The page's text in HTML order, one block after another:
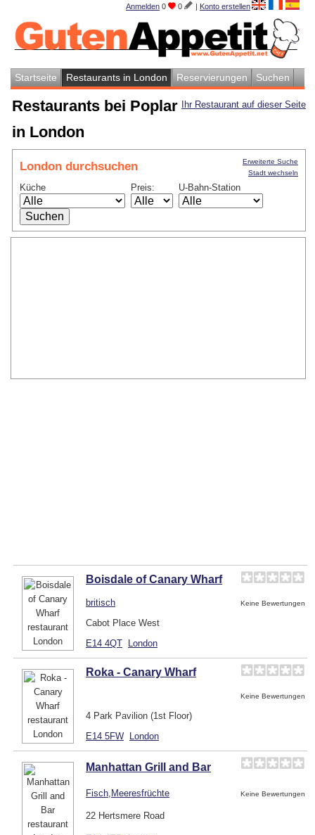
Anmelden 0 0 | Konto erstellen
Startseite Restaurants in London Reservierungen Suchen
Ihr Restaurant auf dieser Seite
Restaurants bei Poplar
in London
London durchsuchen
Küche Preis: U-Bahn-Station
Erweiterte Suche
Stadt wechseln
Boisdale of Canary Wharf
britisch Keine Bewertungen
Cabot Place West
E14 4QT London
Roka - Canary Wharf
Keine Bewertungen
4 Park Pavilion (1st Floor)
E14 5FW London
Manhattan Grill and Bar
Fisch,Meeresfrüchte Keine Bewertungen
22 Hertsmere Road